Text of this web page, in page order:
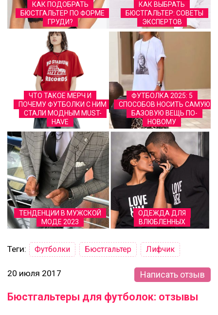
КАК ПОДОБРАТЬ
БЮСТГАЛЬТЕР ПО ФОРМЕ
ГРУДИ?
КАК ВЫБРАТЬ
БЮСТГАЛЬТЕР: СОВЕТЫ
ЭКСПЕРТОВ
ЧТО ТАКОЕ МЕРЧ И
ПОЧЕМУ ФУТБОЛКИ С НИМ
СТАЛИ МОДНЫМ MUST-
HAVE
ФУТБОЛКА 2025: 5
СПОСОБОВ НОСИТЬ САМУЮ
БАЗОВУЮ ВЕЩЬ ПО-
НОВОМУ
ТЕНДЕНЦИИ В МУЖСКОЙ
МОДЕ 2023
ОДЕЖДА ДЛЯ
ВЛЮБЛЕННЫХ
Теги: Футболки Бюстгальтер Лифчик
20 июля 2017 Написать отзыв
Бюстгальтеры для футболок: отзывы